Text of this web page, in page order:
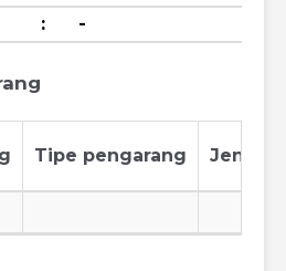
: -
Tipe pengarang Jenis